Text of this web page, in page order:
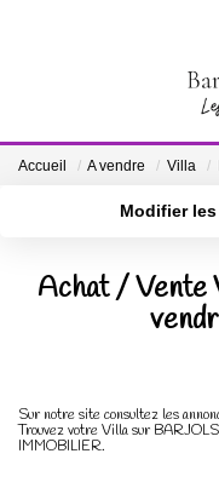
Accueil A vendre Villa
Modifier
Achat / Vente
Sur notre site consultez les
Trouvez votre Villa sur
IMMOBILIER.